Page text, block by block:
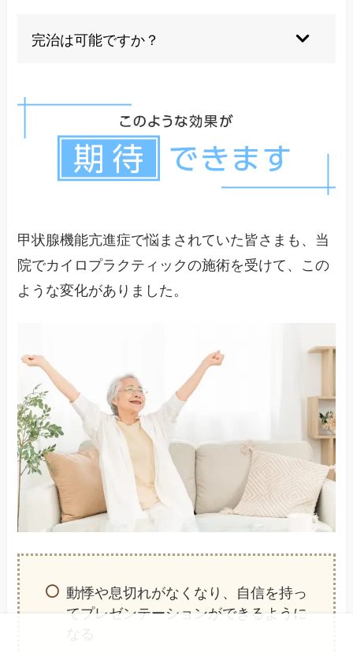
があるため、定期的な検査と総合的な健康管理が
必要です。当院では全身のバランスを整える施術
完治は可能ですか？
り寛解状態に入ることができます。ただし、完全
治癒ではなく、定期的な経過観察が必要です。当
院の施術により症状の安定化を図ることができま
甲状腺機能亢進症で悩まされていた皆さまも、当
院でカイロプラクティックの施術を受けて、この
ような変化がありました。
動悸や息切れがなくなり、自信を持っ
てプレゼンテーションができるように